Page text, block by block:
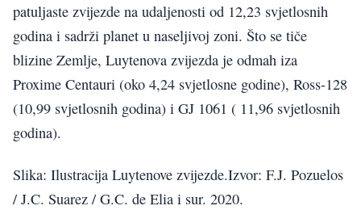
patuljaste zvijezde na udaljenosti od 12,23 svjetlosnih
godina i sadrži planet u naseljivoj zoni. Što se tiče
blizine Zemlje, Luytenova zvijezda je odmah iza
Proxime Centauri (oko 4,24 svjetlosne godine), Ross-128
(10,99 svjetlosnih godina) i GJ 1061 ( 11,96 svjetlosnih
godina).
Slika: Ilustracija Luytenove zvijezde.Izvor: F.J. Pozuelos
/ J.C. Suarez / G.C. de Elia i sur. 2020.